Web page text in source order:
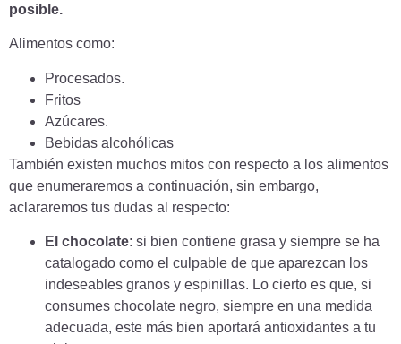
posible.
Alimentos como:
Procesados.
Fritos
Azúcares.
Bebidas alcohólicas
También existen muchos mitos con respecto a los alimentos
que enumeraremos a continuación, sin embargo,
aclararemos tus dudas al respecto:
El chocolate: si bien contiene grasa y siempre se ha
catalogado como el culpable de que aparezcan los
indeseables granos y espinillas. Lo cierto es que, si
consumes chocolate negro, siempre en una medida
adecuada, este más bien aportará antioxidantes a tu